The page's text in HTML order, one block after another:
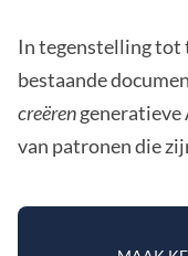
In tegenstelling tot
bestaande
creërengeneratieve
van patronen die